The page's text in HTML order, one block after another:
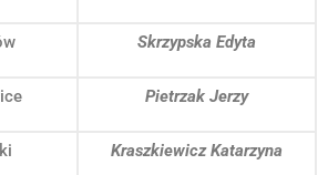
Skrzypska Edyta
Pietrzak Jerzy
Kraszkiewicz Katarzyna